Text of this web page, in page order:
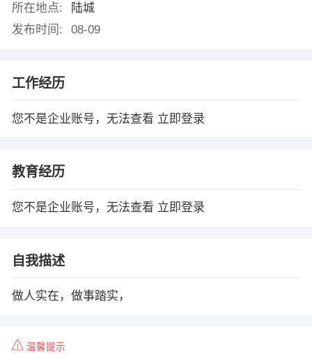
所在地点:
陆城
发布时间:
08-09
工作经历
您不是企业账号，无法查看 立即登录
教育经历
您不是企业账号，无法查看 立即登录
自我描述
做人实在，做事踏实，
温馨提示